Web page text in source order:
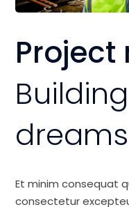
Project
dreams
Et minim consequat
consectetur